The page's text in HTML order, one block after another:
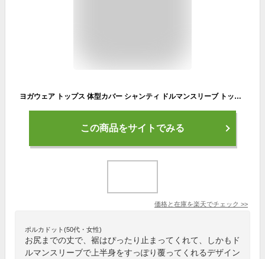
ヨガウェア トップス 体型カバー シャンティ ドルマンスリーブ トップス かわいい おしゃれ 長め レディース オフィスカジュアル レディース ドルマンニット 黒 テンセル メール便送料無料 あす楽 ◇◇
この商品をサイトでみる
価格と在庫を楽天でチェック >>
ポルカドット(50代・女性)
お尻までの丈で、裾はぴったり止まってくれて、しかもド
ルマンスリーブで上半身をすっぽり覆ってくれるデザイン